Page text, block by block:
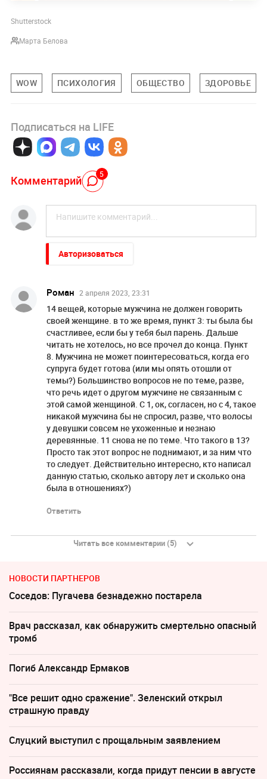
Shutterstock
Марта Белова
WOW ПСИХОЛОГИЯ ОБЩЕСТВО ЗДОРОВЬЕ
Подписаться на LIFE
Комментарий 5
Авторизоваться
Роман 2 апреля 2023, 23:31
14 вещей, которые мужчина не должен говорить
своей женщине. в то же время, пункт 3: ты была бы
счастливее, если бы у тебя был парень. Дальше
читать не хотелось, но все прочел до конца. Пункт
8. Мужчина не может поинтересоваться, когда его
супруга будет готова (или мы опять отошли от
темы?) Большинство вопросов не по теме, разве,
что речь идет о другом мужчине не связанным с
этой самой женщиной. С 1, ок, согласен, но с 4, такое
никакой мужчина бы не спросил, разве, что волосы
у девушки совсем не ухоженные и незнаю
деревянные. 11 снова не по теме. Что такого в 13?
Просто так этот вопрос не поднимают, и за ним что
то следует. Действительно интересно, кто написал
данную статью, сколько автору лет и сколько она
была в отношениях?)
Ответить
Читать все комментарии (5)
НОВОСТИ ПАРТНЕРОВ
Соседов: Пугачева безнадежно постарела
Врач рассказал, как обнаружить смертельно опасный
тромб
Погиб Александр Ермаков
"Все решит одно сражение". Зеленский открыл
страшную правду
Слуцкий выступил с прощальным заявлением
Россиянам рассказали, когда придут пенсии в августе